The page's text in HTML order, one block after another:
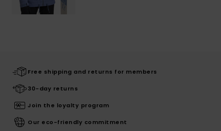
Free shipping and returns for members
30-day returns
Join the loyalty program
Our eco-friendly commitment